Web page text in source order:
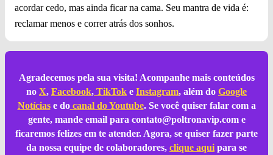
acordar cedo, mas ainda ficar na cama. Seu mantra de vida é:
reclamar menos e correr atrás dos sonhos.
Agradecemos pela sua visita! Acompanhe mais conteúdos
no X, Facebook, TikTok e Instagram, além do Google
Notíciase docanal do Youtube. Se você quiser falar com a
gente, mande email para contato@poltronavip.come
ficaremos felizes em te atender. Agora, se quiser fazer parte
da nossa equipe de colaboradores, clique aqui para se